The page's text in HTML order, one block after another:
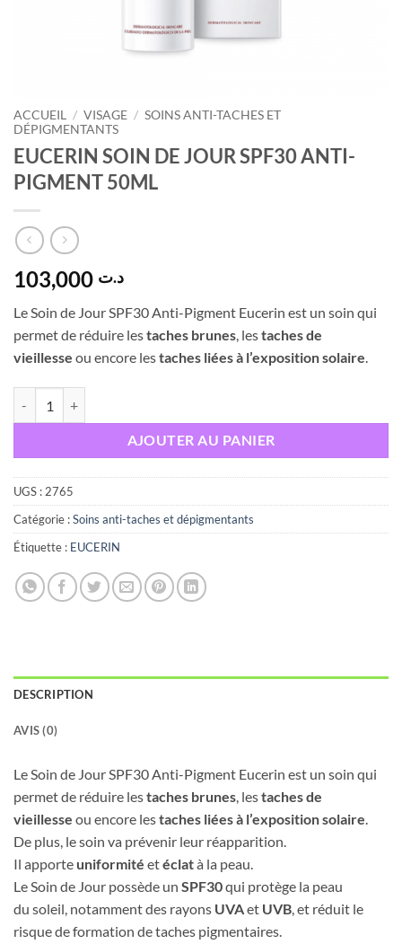
ACCUEIL / VISAGE / SOINS ANTI-TACHES ET
DÉPIGMENTANTS
EUCERIN SOIN DE JOUR SPF30 ANTI-
PIGMENT 50ML
د.ت
Le Soin de Jour SPF30 Anti-Pigment Eucerin est un soin qui
permet de réduire lestaches brunes, lestaches de
vieillesse ou encore lestaches liées à l’exposition solaire.
AJOUTER AU PANIER
UGS : 2765
Catégorie :Soins anti-taches et dépigmentants
Étiquette : EUCERIN
DESCRIPTION
AVIS (0)
Le Soin de Jour SPF30 Anti-Pigment Eucerin est un soin qui
permet de réduire lestaches brunes, lestaches de
vieillesse ou encore lestaches liées à l’exposition solaire.
De plus, le soin va prévenir leur réapparition.
Il apporte uniformité etéclatà la peau.
Le Soin de Jour possède un SPF30qui protège la peau
du soleil, notamment des rayons UVAet UVB, et réduit le
risque de formation de taches pigmentaires.